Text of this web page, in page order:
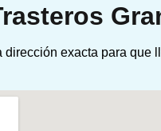
exacta para